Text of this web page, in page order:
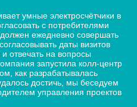
умные электросчётчики в
с потребителями
ежедневно совершать
даты визитов
отвечать на вопросы
запустила колл-центр
как разрабатывалась
достичь, мы беседуем
управления проектов